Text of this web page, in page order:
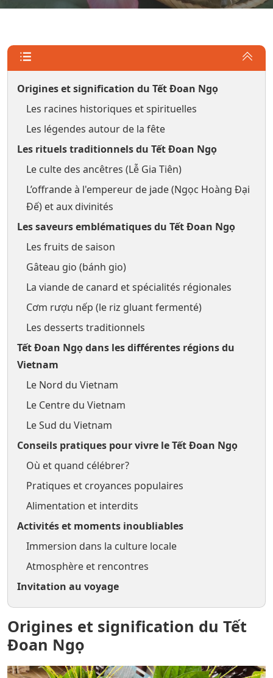
Origines et signification du Tết Đoan Ngọ
Les racines historiques et spirituelles
Les légendes autour de la fête
Les rituels traditionnels du Tết Đoan Ngọ
Le culte des ancêtres (Lễ Gia Tiên)
L’offrande à l'empereur de jade (Ngọc Hoàng Đại
Đế) et aux divinités
Les saveurs emblématiques du Tết Đoan Ngọ
Les fruits de saison
Gâteau gio (bánh gio)
La viande de canard et spécialités régionales
Cơm rượu nếp (le riz gluant fermenté)
Les desserts traditionnels
Tết Đoan Ngọ dans les différentes régions du
Vietnam
Le Nord du Vietnam
Le Centre du Vietnam
Le Sud du Vietnam
Conseils pratiques pour vivre le Tết Đoan Ngọ
Où et quand célébrer?
Pratiques et croyances populaires
Alimentation et interdits
Activités et moments inoubliables
Immersion dans la culture locale
Atmosphère et rencontres
Invitation au voyage
Origines et signification du Tết
Đoan Ngọ